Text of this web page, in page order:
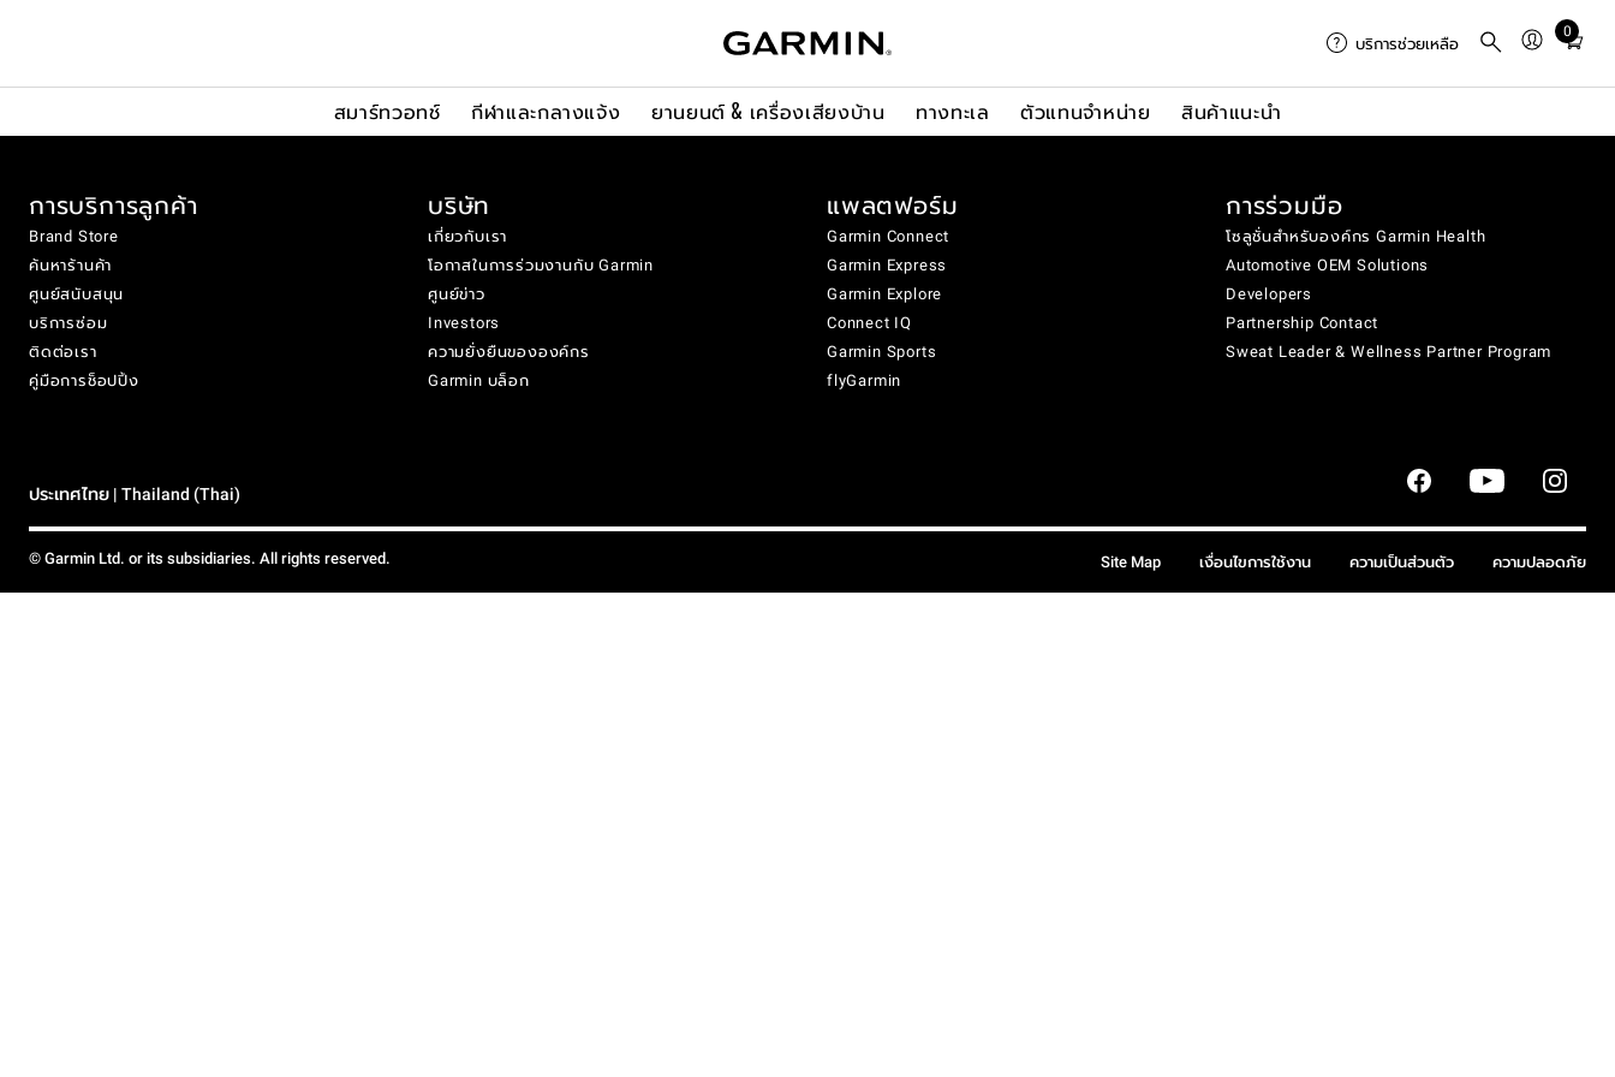
สมาร์ทวอทช์ กีฬาและกลางแจ้ง ยานยนต์ & เครื่องเสียงบ้าน ทางทะเล ตัวแทนจำหน่าย สินค้าแนะนำ
บริการช่วยเหลือ
0
Total
in
การบริการลูกค้า
Brand Store
ค้นหาร้านค้า
ศูนย์สนับสนุน
บริการซ่อม
ติดต่อเรา
คู่มือการช็อปปิ้ง
บริษัท
เกี่ยวกับเรา
โอกาสในการร่วมงานกับ Garmin
ศูนย์ข่าว
Investors
ความยั่งยืนขององค์กร
Garmin บล็อก
แพลตฟอร์ม
Garmin Connect
Garmin Express
Garmin Explore
Connect IQ
Garmin Sports
flyGarmin
การร่วมมือ
โซลูชั่นสำหรับองค์กร Garmin Health
Automotive OEM Solutions
Developers
Partnership Contact
Sweat Leader & Wellness Partner Program
ประเทศไทย | Thailand (Thai)
© Garmin Ltd. or its subsidiaries. All rights reserved. Site Map เงื่อนไขการใช้งาน ความเป็นส่วนตัว ความปลอดภัย